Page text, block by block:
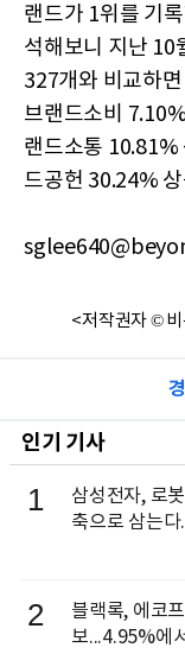
랜드가 1위를 기
석해보니 지난 10
327개와 비교하
브랜드소비
랜드소통 10.81%
드공헌 30.24%
<저작권자 ©
인기 기사
1
삼성전자, 로
축으로 삼는
2
블랙록, 에코
보...4.95%에